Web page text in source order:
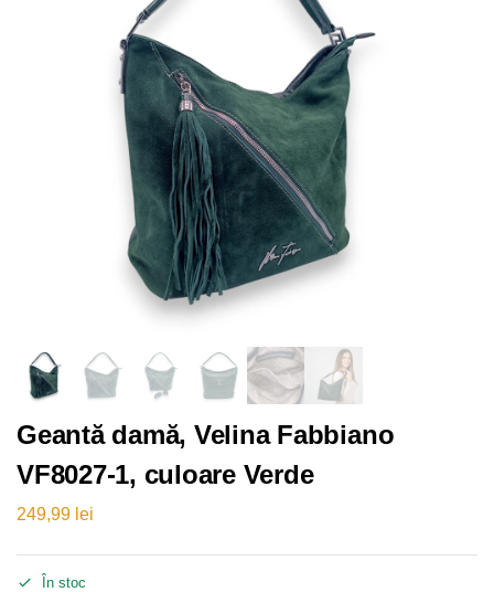
Geantă damă, Velina Fabbiano
VF8027-1, culoare Verde
249,99 lei
În stoc